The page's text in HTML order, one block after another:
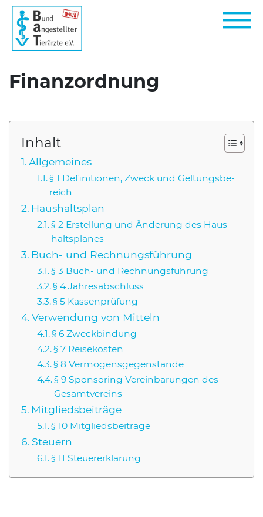
Finanzordnung
Inhalt
All­ge­mei­nes
§ 1 Defi­ni­tio­nen, Zweck und Gel­tungs­be­
reich
Haus­halts­plan
§ 2 Erstel­lung und Ände­rung des Haus­
halts­pla­nes
Buch- und Rech­nungs­füh­rung
§ 3 Buch- und Rech­nungs­füh­rung
§ 4 Jah­res­ab­schluss
§ 5 Kas­sen­prü­fung
Ver­wen­dung von Mit­teln
§ 6 Zweck­bin­dung
§ 7 Rei­se­kos­ten
§ 8 Ver­mö­gens­ge­gen­stän­de
§ 9 Spon­so­ring Ver­ein­ba­run­gen des
Gesamt­ver­eins
Mit­glieds­bei­trä­ge
§ 10 Mit­glieds­bei­trä­ge
Steu­ern
§ 11 Steu­er­erklä­rung